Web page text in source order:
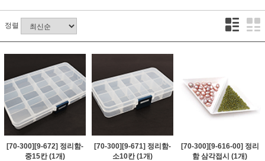
정렬
[70-300][9-672] 정리함-
중15칸 (1개)
[70-300][9-671] 정리함-
소10칸 (1개)
[70-300][9-616-00] 정리
함 삼각접시 (1개)